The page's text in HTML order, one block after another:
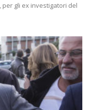
gli ex investigatori del